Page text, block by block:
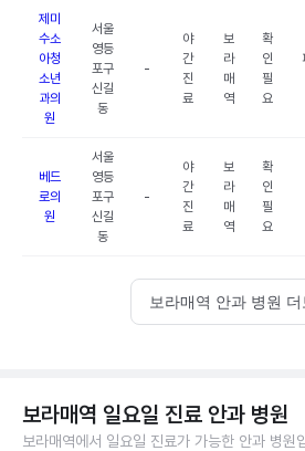
제미
수소
아청
소년
과의
원
서울
영등
포구
신길
동
-
야
간
진
료
보
라
매
역
확
인
필
요
베드
로의
원
서울
영등
포구
신길
동
-
야
간
진
료
보
라
매
역
확
인
필
요
보라매역 안과 병원 더
보라매역 일요일 진료 안과 병원
보라매역에서 일요일 진료가 가능한 안과 병원